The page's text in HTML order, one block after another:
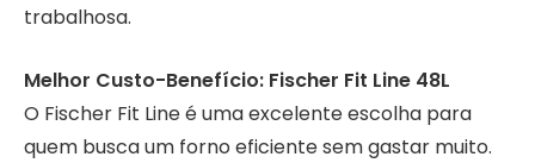
trabalhosa.
Melhor Custo-Benefício: Fischer Fit Line 48L
O Fischer Fit Line é uma excelente escolha para
quem busca um forno eficiente sem gastar muito.